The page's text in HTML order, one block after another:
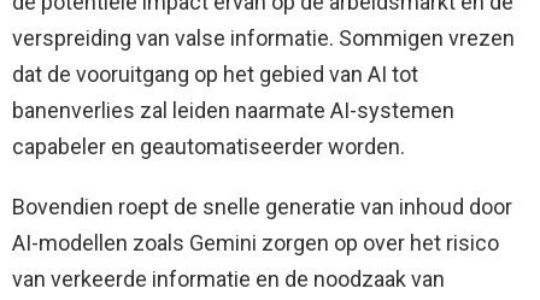
verspreiding van valse informatie. Sommigen vrezen
dat de vooruitgang op het gebied van AI tot
banenverlies zal leiden naarmate AI-systemen
capabeler en geautomatiseerder worden.
Bovendien roept de snelle generatie van inhoud door
AI-modellen zoals Gemini zorgen op over het risico
van verkeerde informatie en de noodzaak van